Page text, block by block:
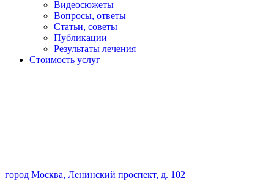
Видеосюжеты
Вопросы, ответы
Статьи, советы
Публикации
Результаты лечения
Стоимость услуг
город Москва, Ленинский проспект, д. 102